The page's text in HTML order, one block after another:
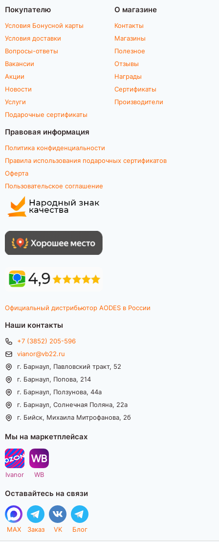
Покупателю
Условия Бонусной карты
Условия доставки
Вопросы-ответы
Вакансии
Акции
Новости
Услуги
Подарочные сертификаты
О магазине
Контакты
Магазины
Полезное
Отзывы
Награды
Сертификаты
Производители
Правовая информация
Политика конфиденциальности
Правила использования подарочных сертификатов
Оферта
Пользовательское соглашение
Официальный дистрибьютор AODES в России
Наши контакты
+7 (3852) 205-596
vianor@vb22.ru
г. Барнаул, Павловский тракт, 52
г. Барнаул, Попова, 214
г. Барнаул, Ползунова, 44а
г. Барнаул, Солнечная Поляна, 22а
г. Бийск, Михаила Митрофанова, 2б
Мы на маркетплейсах
Ivanor WB
Оставайтесь на связи
MAX Заказ VK Блог